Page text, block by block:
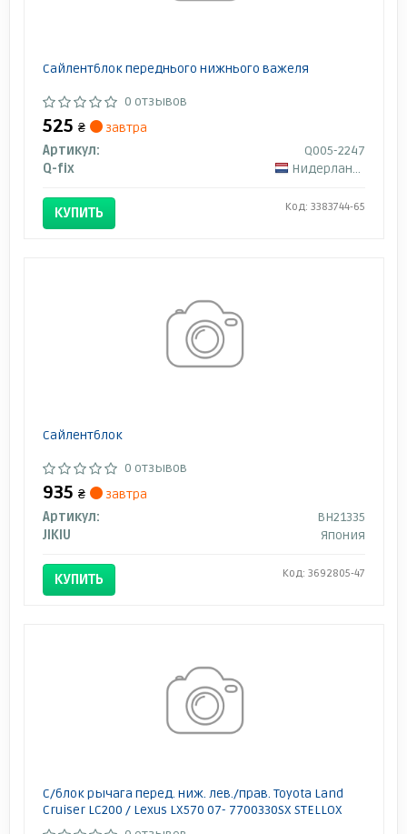
Сайлентблок переднього нижнього важеля
0 отзывов
525 ₴
завтра
Артикул:
Q005-2247
Q-fix
Нидерланды
КУПИТЬ Код: 3383744-65
Сайлентблок
0 отзывов
935 ₴
завтра
Артикул:
BH21335
JIKIU
Япония
КУПИТЬ Код: 3692805-47
С/блок рычага перед. ниж. лев./прав. Toyota Land
Cruiser LC200 / Lexus LX570 07- 7700330SX STELLOX